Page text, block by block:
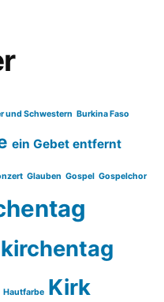
und Schwestern Burkina Faso
ein Gebet entfernt
Glauben Gospel Gospelchor
Hautfarbe Kirk